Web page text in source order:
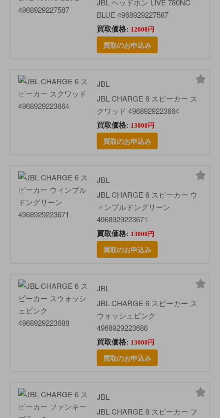
JBL ヘッドホン LIVE 780NC
BLUE 4968929227587
買取価格: 12000円
買取のお申込み
JBL
JBL CHARGE 6 スピーカー ス
クワッド 4968929223664
買取価格: 13000円
買取のお申込み
JBL
JBL CHARGE 6 スピーカー ウ
ィンブルドングリーン
4968929223671
買取価格: 13000円
買取のお申込み
JBL
JBL CHARGE 6 スピーカー ス
ウォッシュピンク
4968929223688
買取価格: 13000円
買取のお申込み
JBL
JBL CHARGE 6 スピーカー フ